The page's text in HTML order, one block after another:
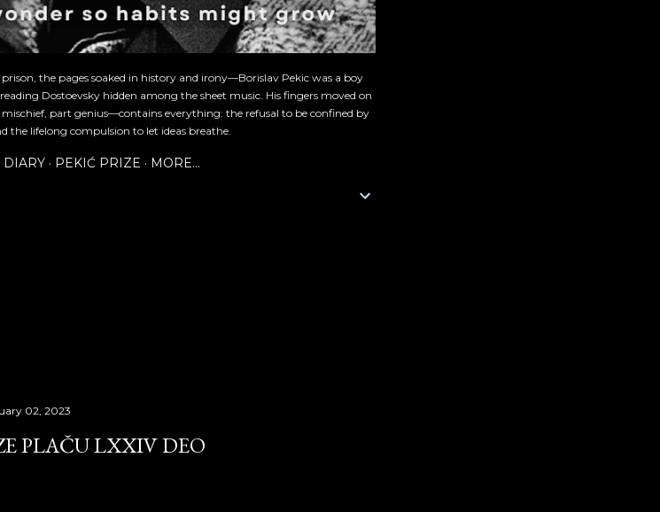
the pages soaked in history and irony—Borislav Pekic was a boy
Dostoevsky hidden among the sheet music. His fingers moved on
part genius—contains everything: the refusal to be confined by
the lifelong compulsion to let ideas breathe.
DIARY PEKIĆ PRIZE MORE…
02, 2023
PLAČU LXXIV DEO